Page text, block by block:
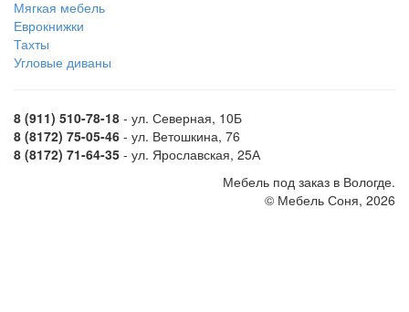
Мягкая мебель
Еврокнижки
Тахты
Угловые диваны
8 (911) 510-78-18 - ул. Северная, 10Б
8 (8172) 75-05-46 - ул. Ветошкина, 76
8 (8172) 71-64-35 - ул. Ярославская, 25А
Мебель под заказ в Вологде.
© Мебель Соня, 2026